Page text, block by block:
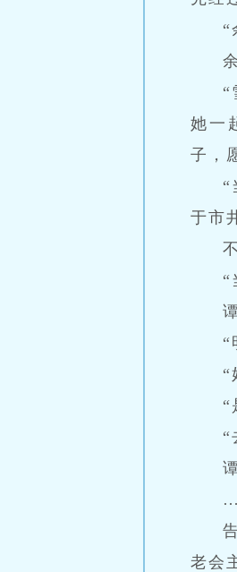
“
“
她一
子，
“
于市
“
“
“
“
“
老会